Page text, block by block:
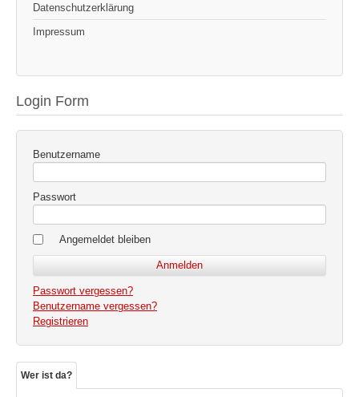
Datenschutzerklärung
Impressum
Login Form
Benutzername
Passwort
Angemeldet bleiben
Passwort vergessen?
Benutzername vergessen?
Registrieren
Wer ist da?